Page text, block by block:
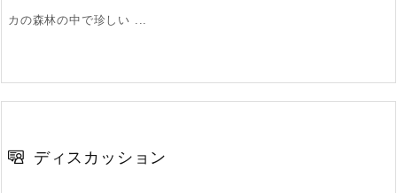
カの森林の中で珍しい ...
ディスカッション